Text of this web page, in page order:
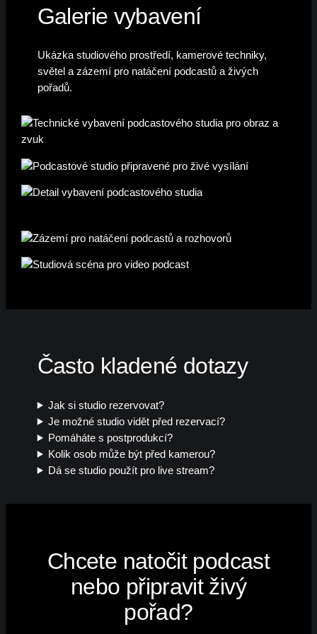
Galerie vybavení
Ukázka studiového prostředí, kamerové techniky,
světel a zázemí pro natáčení podcastů a živých
pořadů.
Často kladené dotazy
Jak si studio rezervovat?
Je možné studio vidět před rezervací?
Pomáháte s postprodukcí?
Kolik osob může být před kamerou?
Dá se studio použít pro live stream?
Chcete natočit podcast
nebo připravit živý
pořad?